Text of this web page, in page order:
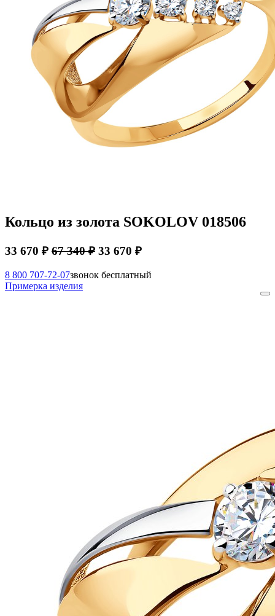
Кольцо из золота SOKOLOV 018506
33 670 ₽ 67 340 ₽ 33 670 ₽
8 800 707-72-07звонок бесплатный
Примерка изделия